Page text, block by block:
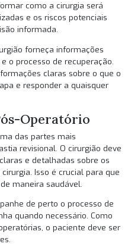
como a cirurgia será
e os riscos potenciais
informada.
forneça informações
o processo de recuperação.
claras sobre o que o
e responder a quaisquer
Operatório
das partes mais
revisional. O cirurgião deve
e detalhadas sobre os
Isso é crucial para que
maneira saudável.
de perto o processo de
quando necessário. Como
o paciente deve ser